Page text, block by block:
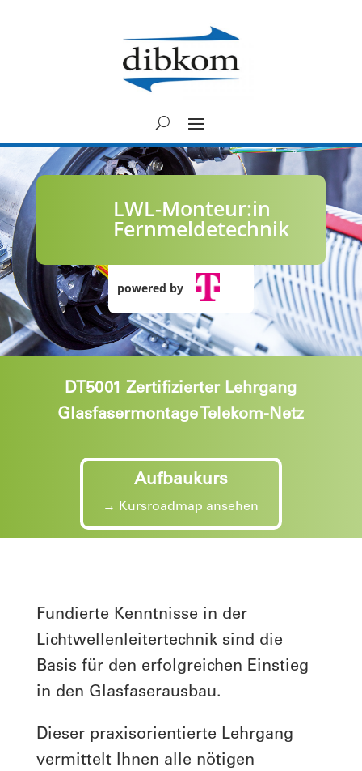
LWL-Monteur:in
Fernmeldetechnik
powered by
DT5001 Zertifizierter Lehrgang
Glasfasermontage Telekom-Netz
Aufbaukurs
→ Kursroadmap ansehen
Fundierte Kenntnisse in der
Lichtwellenleitertechnik sind die
Basis für den erfolgreichen Einstieg
in den Glasfaserausbau.
Dieser praxisorientierte Lehrgang
vermittelt Ihnen alle nötigen